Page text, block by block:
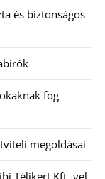
és biztonságos
fog
megoldásai
Télikert Kft.-vel